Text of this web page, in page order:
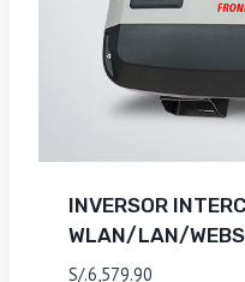
INVERSOR
WLAN/LAN/
S/.6,579.90